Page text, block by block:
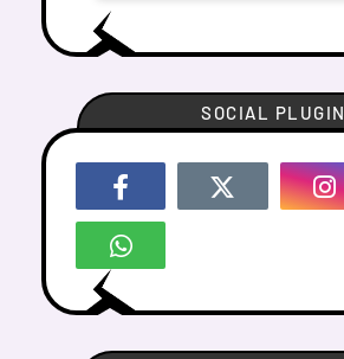
SOCIAL PLUGIN